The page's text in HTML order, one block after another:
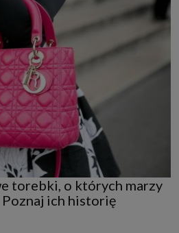
torebki, o których marzy
ich historię